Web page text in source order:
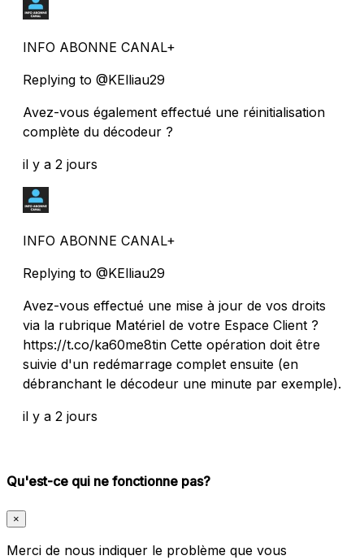
INFO ABONNE CANAL+
Replying to @KElliau29
Avez-vous également effectué une réinitialisation
complète du décodeur ?
il y a 2 jours
INFO ABONNE CANAL+
Replying to @KElliau29
Avez-vous effectué une mise à jour de vos droits
via la rubrique Matériel de votre Espace Client ?
https://t.co/ka60me8tin Cette opération doit être
suivie d'un redémarrage complet ensuite (en
débranchant le décodeur une minute par exemple).
il y a 2 jours
Qu'est-ce qui ne fonctionne pas?
×
Merci de nous indiquer le problème que vous